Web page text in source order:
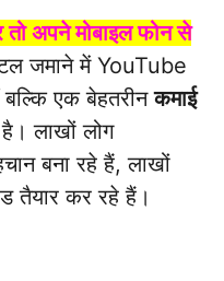
तो अपने मोबाइल फोन से
जमाने में YouTube
बल्कि एक बेहतरीनकमाई
लाखों लोग
बना रहे हैं, लाखों
तैयार कर रहे हैं।